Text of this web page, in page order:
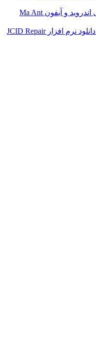
نرم افزار شماتیک و نقشه خوانی اندروید و آیفون Ma Ant
دانلود نرم افزار JCID Repair